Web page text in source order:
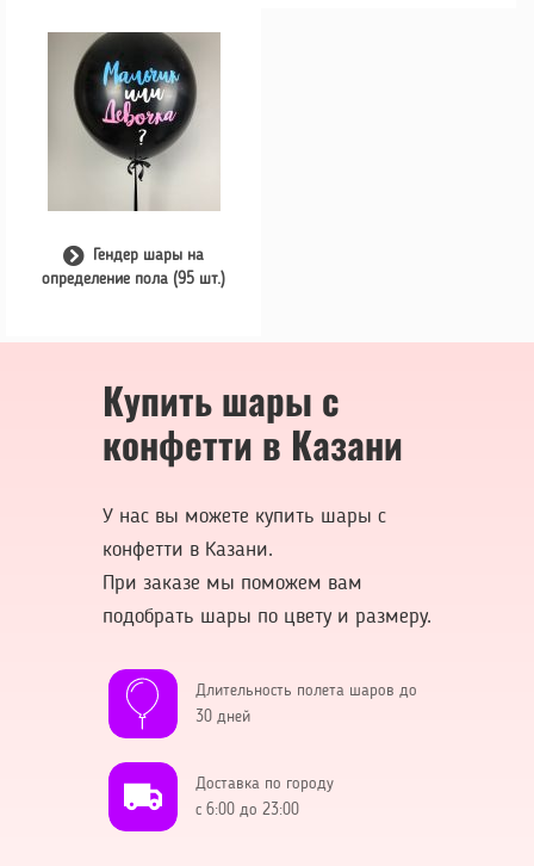
Гендер шары на
определение пола (95 шт.)
Купить шары с
конфетти в Казани
У нас вы можете купить шары с
конфетти в Казани.
При заказе мы поможем вам
подобрать шары по цвету и размеру.
Длительность полета шаров до
30 дней
Доставка по городу
с 6:00 до 23:00